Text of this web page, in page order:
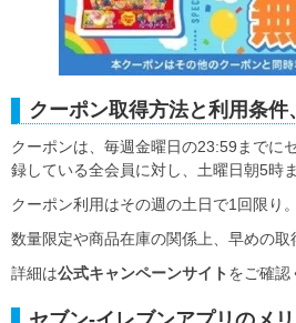
クーポン取得方法と利用条件
クーポンは、毎週金曜日の23:59までに
録している全会員に対し、土曜日朝5時
クーポン利用はその週の土日で1回限り。
数量限定や商品在庫の関係上、早めの取
詳細は公式キャンペーンサイト をご確認